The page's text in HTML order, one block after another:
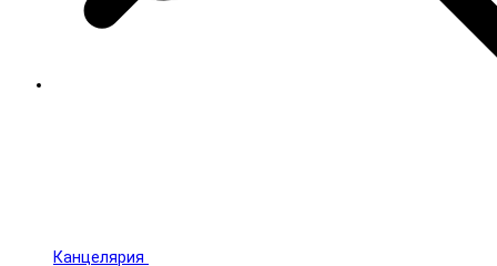
Канцелярия